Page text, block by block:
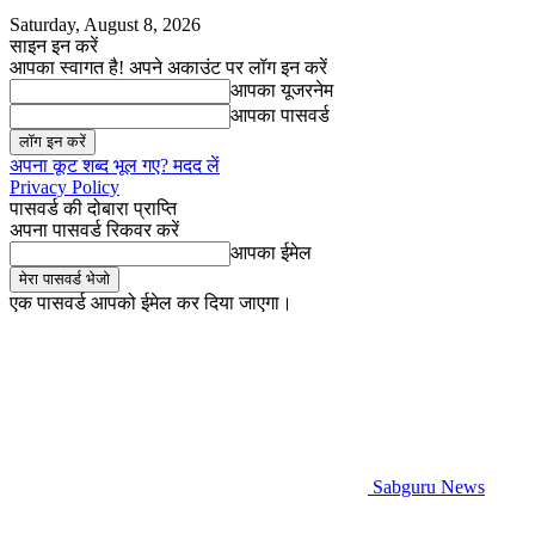
Saturday, August 8, 2026
साइन इन करें
आपका स्वागत है! अपने अकाउंट पर लॉग इन करें
आपका यूजरनेम
आपका पासवर्ड
अपना कूट शब्द भूल गए? मदद लें
Privacy Policy
पासवर्ड की दोबारा प्राप्ति
अपना पासवर्ड रिकवर करें
आपका ईमेल
एक पासवर्ड आपको ईमेल कर दिया जाएगा।
Sabguru News